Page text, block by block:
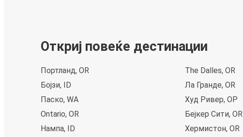
Откриј повеќе дестинации
Портланд, OR
Бојзи, ID
Паско, WA
Ontario, OR
Нампа, ID
The Dalles, OR
Ла Гранде, OR
Худ Ривер, ОР
Бејкер Сити, OR
Хермистон, OR